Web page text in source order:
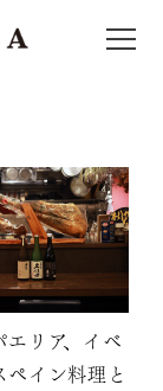
エリア、イベ
ペイン料理と